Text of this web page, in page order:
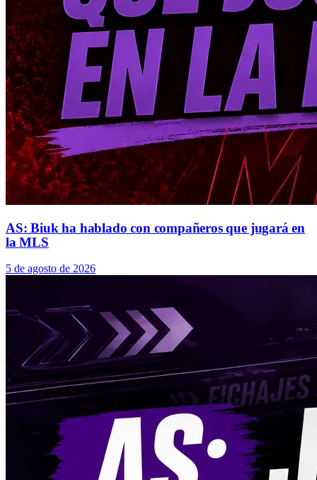
AS: Biuk ha hablado con compañeros que jugará en
la MLS
5 de agosto de 2026